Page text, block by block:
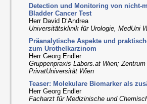
Detection und Monitoring von nicht-
Bladder Cancer Test
Herr David D‘Andrea
Universitätsklinik für Urologie, MedUni
Präanalytische Aspekte und
zum Urothelkarzinom
Herr Georg Endler
Gruppenpraxis Labors.at Wien;
PrivatUniversität Wien
Teaser: Molekulare Biomarker als
Herr Georg Endler
Facharzt für Medizinische und